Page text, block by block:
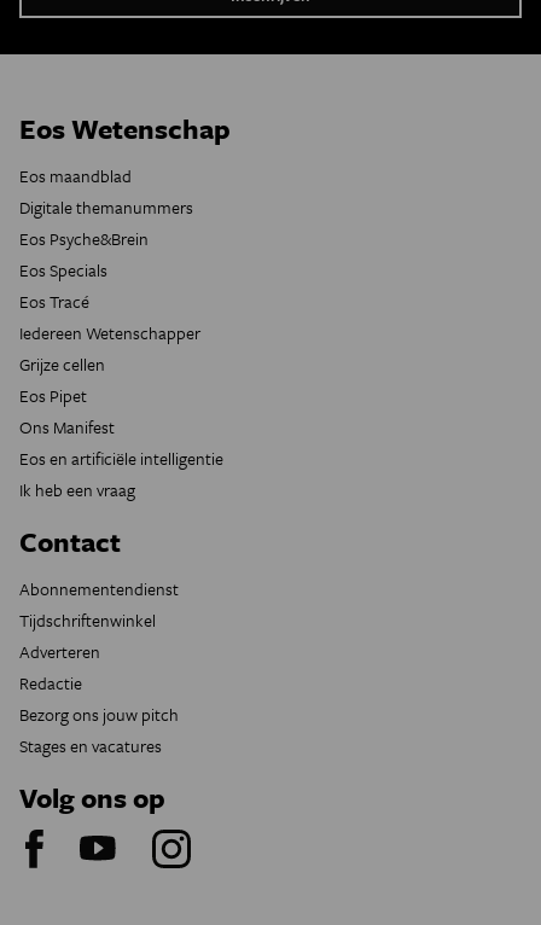
Eos Wetenschap
Eos maandblad
Digitale themanummers
Eos Psyche&Brein
Eos Specials
Eos Tracé
Iedereen Wetenschapper
Grijze cellen
Eos Pipet
Ons Manifest
Eos en artificiële intelligentie
Ik heb een vraag
Contact
Abonnementendienst
Tijdschriftenwinkel
Adverteren
Redactie
Bezorg ons jouw pitch
Stages en vacatures
Volg ons op